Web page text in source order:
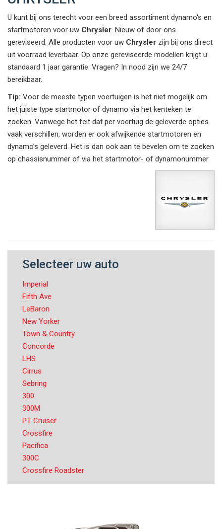
U kunt bij ons terecht voor een breed assortiment dynamo's en
startmotoren voor uw Chrysler. Nieuw of door ons
gereviseerd. Alle producten voor uw Chrysler zijn bij ons direct
uit voorraad leverbaar. Op onze gereviseerde modellen krijgt u
standaard 1 jaar garantie. Vragen? In nood zijn we 24/7
bereikbaar.
Tip: Voor de meeste typen voertuigen is het niet mogelijk om
het juiste type startmotor of dynamo via het kenteken te
zoeken. Vanwege het feit dat per voertuig de geleverde opties
vaak verschillen, worden er ook afwijkende startmotoren en
dynamo’s geleverd. Het is dan ook aan te bevelen om te zoeken
op chassisnummer of via het startmotor- of dynamonummer
Selecteer uw auto
Imperial
Fifth Ave
LeBaron
New Yorker
Town & Country
Concorde
LHS
Cirrus
Sebring
300
300M
PT Cruiser
Crossfire
Pacifica
300C
Crossfire Roadster